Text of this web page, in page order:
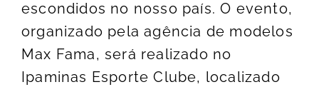
escondidos no nosso país. O evento,
organizado pela agência de modelos
Max Fama, será realizado no
Ipaminas Esporte Clube, localizado